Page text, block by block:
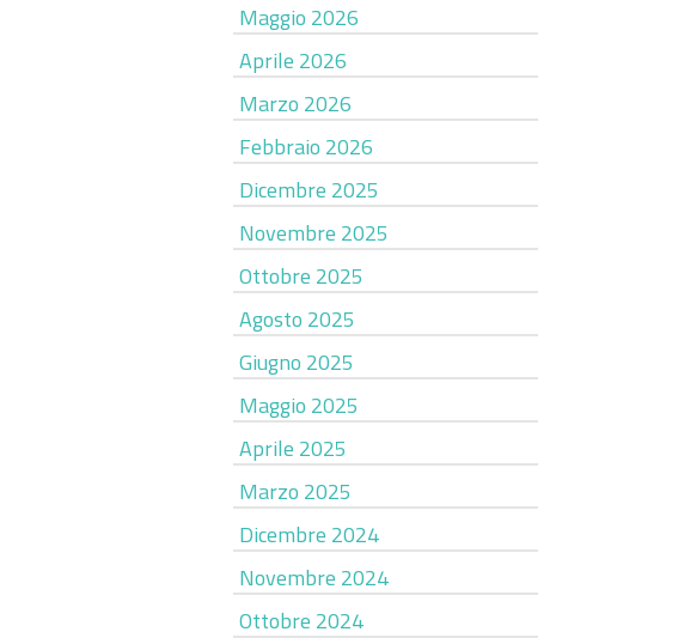
Maggio 2026
Aprile 2026
Marzo 2026
Febbraio 2026
Dicembre 2025
Novembre 2025
Ottobre 2025
Agosto 2025
Giugno 2025
Maggio 2025
Aprile 2025
Marzo 2025
Dicembre 2024
Novembre 2024
Ottobre 2024